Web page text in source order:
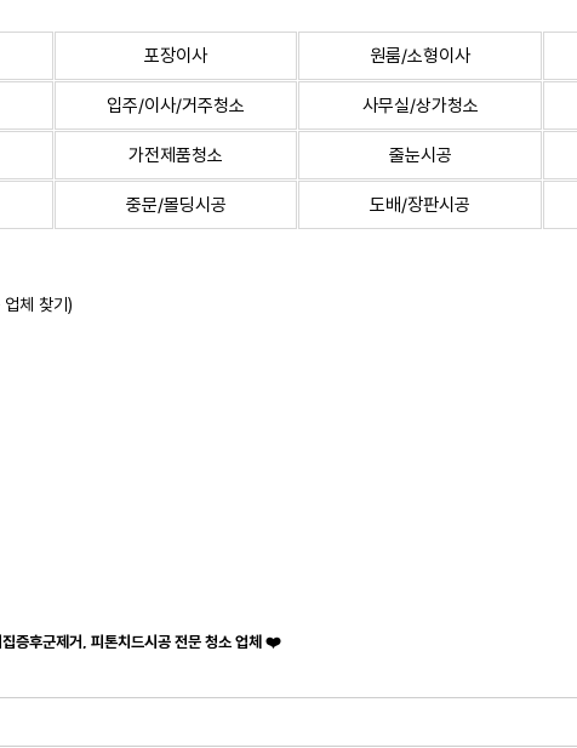
포장이사 원룸/소형이사
입주/이사/거주청소 사무실/상가청소
가전제품청소 줄눈시공
중문/몰딩시공 도배/장판시공
업체 찾기)
증후군제거, 피톤치드시공 전문 청소 업체 ❤️